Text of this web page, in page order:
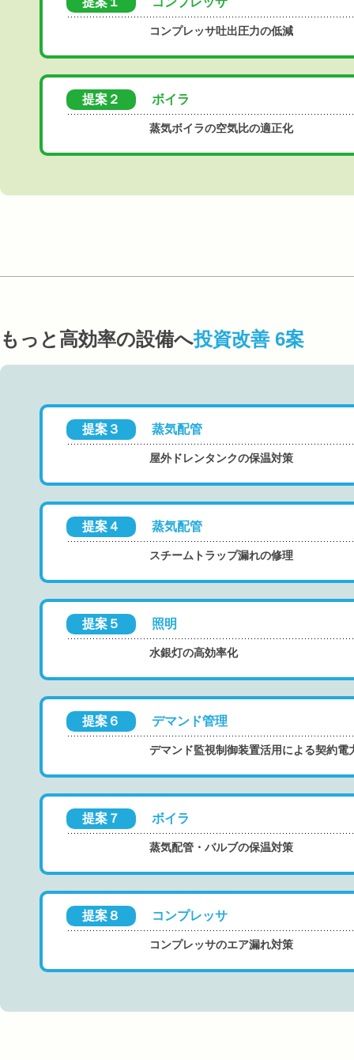
コンプレッサ吐出圧力の低減
提案２ ボイラ
蒸気ボイラの空気比の適正化
もっと高効率の設備へ投資改善 6案
提案３ 蒸気配管
屋外ドレンタンクの保温対策
提案４ 蒸気配管
スチームトラップ漏れの修理
提案５ 照明
水銀灯の高効率化
提案６ デマンド管理
デマンド監視制御装置活用による契約電
提案７ ボイラ
蒸気配管・バルブの保温対策
提案８ コンプレッサ
コンプレッサのエア漏れ対策